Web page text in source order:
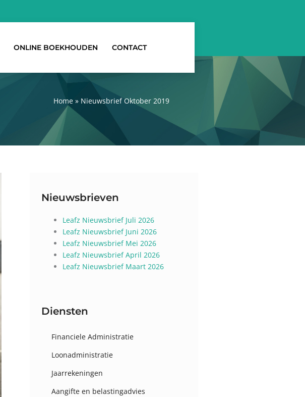
ONLINE BOEKHOUDEN CONTACT
Home » Nieuwsbrief Oktober 2019
Nieuwsbrieven
Leafz Nieuwsbrief Juli 2026
Leafz Nieuwsbrief Juni 2026
Leafz Nieuwsbrief Mei 2026
Leafz Nieuwsbrief April 2026
Leafz Nieuwsbrief Maart 2026
Diensten
Financiele Administratie
Loonadministratie
Jaarrekeningen
Aangifte en belastingadvies